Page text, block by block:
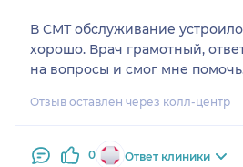
В СМТ обслуживание
хорошо. Врач грамотный,
на вопросы и смог мне
Отзыв оставлен через колл-центр
0 Ответ клиники